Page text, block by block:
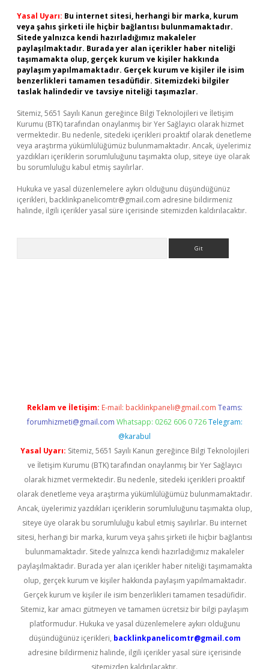
Yasal Uyarı: Bu internet sitesi, herhangi bir marka, kurum
veya şahıs şirketi ile hiçbir bağlantısı bulunmamaktadır.
Sitede yalnızca kendi hazırladığımız makaleler
paylaşılmaktadır. Burada yer alan içerikler haber niteliği
taşımamakta olup, gerçek kurum ve kişiler hakkında
paylaşım yapılmamaktadır. Gerçek kurum ve kişiler ile isim
benzerlikleri tamamen tesadüfidir. Sitemizdeki bilgiler
taslak halindedir ve tavsiye niteliği taşımazlar.
Sitemiz, 5651 Sayılı Kanun gereğince Bilgi Teknolojileri ve İletişim
Kurumu (BTK) tarafından onaylanmış bir Yer Sağlayıcı olarak hizmet
vermektedir. Bu nedenle, sitedeki içerikleri proaktif olarak denetleme
veya araştırma yükümlülüğümüz bulunmamaktadır. Ancak, üyelerimiz
yazdıkları içeriklerin sorumluluğunu taşımakta olup, siteye üye olarak
bu sorumluluğu kabul etmiş sayılırlar.
Hukuka ve yasal düzenlemelere aykırı olduğunu düşündüğünüz
içerikleri, backlinkpanelicomtr@gmail.com adresine bildirmeniz
halinde, ilgili içerikler yasal süre içerisinde sitemizden kaldırılacaktır.
Reklam ve İletişim: E-mail: backlinkpaneli@gmail.com Teams:
forumhizmeti@gmail.com Whatsapp: 0262 606 0 726 Telegram:
@karabul
Yasal Uyarı: Sitemiz, 5651 Sayılı Kanun gereğince Bilgi Teknolojileri
ve İletişim Kurumu (BTK) tarafından onaylanmış bir Yer Sağlayıcı
olarak hizmet vermektedir. Bu nedenle, sitedeki içerikleri proaktif
olarak denetleme veya araştırma yükümlülüğümüz bulunmamaktadır.
Ancak, üyelerimiz yazdıkları içeriklerin sorumluluğunu taşımakta olup,
siteye üye olarak bu sorumluluğu kabul etmiş sayılırlar. Bu internet
sitesi, herhangi bir marka, kurum veya şahıs şirketi ile hiçbir bağlantısı
bulunmamaktadır. Sitede yalnızca kendi hazırladığımız makaleler
paylaşılmaktadır. Burada yer alan içerikler haber niteliği taşımamakta
olup, gerçek kurum ve kişiler hakkında paylaşım yapılmamaktadır.
Gerçek kurum ve kişiler ile isim benzerlikleri tamamen tesadüfidir.
Sitemiz, kar amacı gütmeyen ve tamamen ücretsiz bir bilgi paylaşım
platformudur. Hukuka ve yasal düzenlemelere aykırı olduğunu
düşündüğünüz içerikleri, backlinkpanelicomtr@gmail.com
adresine bildirmeniz halinde, ilgili içerikler yasal süre içerisinde
sitemizden kaldırılacaktır.